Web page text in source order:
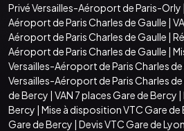
Privé Versailles-Aéroport de Paris-Orly |
Aéroport de Paris Charles de Gaulle |
Aéroport de Paris Charles de Gaulle |
Aéroport de Paris Charles de Gaulle |
Versailles-Aéroport de Paris Charles de
Versailles-Aéroport de Paris Charles de
de Bercy | VAN 7 places Gare de Bercy |
Bercy | Mise à disposition VTC Gare de
Gare de Bercy | Devis VTC Gare de Lyon